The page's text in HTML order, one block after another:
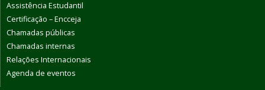
Assistência Estudantil
Certificação – Encceja
Chamadas públicas
Chamadas internas
Relações Internacionais
Agenda de eventos